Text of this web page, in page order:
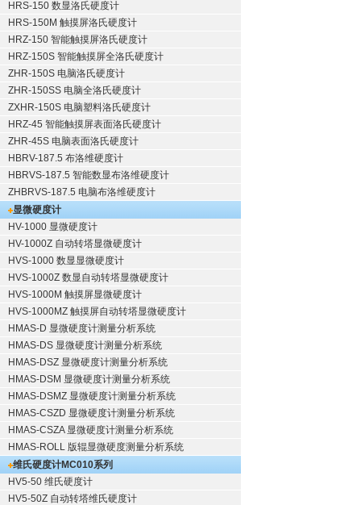
HRS-150 数显洛氏硬度计
HRS-150M 触摸屏洛氏硬度计
HRZ-150 智能触摸屏洛氏硬度计
HRZ-150S 智能触摸屏全洛氏硬度计
ZHR-150S 电脑洛氏硬度计
ZHR-150SS 电脑全洛氏硬度计
ZXHR-150S 电脑塑料洛氏硬度计
HRZ-45 智能触摸屏表面洛氏硬度计
ZHR-45S 电脑表面洛氏硬度计
HBRV-187.5 布洛维硬度计
HBRVS-187.5 智能数显布洛维硬度计
ZHBRVS-187.5 电脑布洛维硬度计
显微硬度计
HV-1000 显微硬度计
HV-1000Z 自动转塔显微硬度计
HVS-1000 数显显微硬度计
HVS-1000Z 数显自动转塔显微硬度计
HVS-1000M 触摸屏显微硬度计
HVS-1000MZ 触摸屏自动转塔显微硬度计
HMAS-D 显微硬度计测量分析系统
HMAS-DS 显微硬度计测量分析系统
HMAS-DSZ 显微硬度计测量分析系统
HMAS-DSM 显微硬度计测量分析系统
HMAS-DSMZ 显微硬度计测量分析系统
HMAS-CSZD 显微硬度计测量分析系统
HMAS-CSZA 显微硬度计测量分析系统
HMAS-ROLL 版辊显微硬度测量分析系统
维氏硬度计MC010系列
HV5-50 维氏硬度计
HV5-50Z 自动转塔维氏硬度计